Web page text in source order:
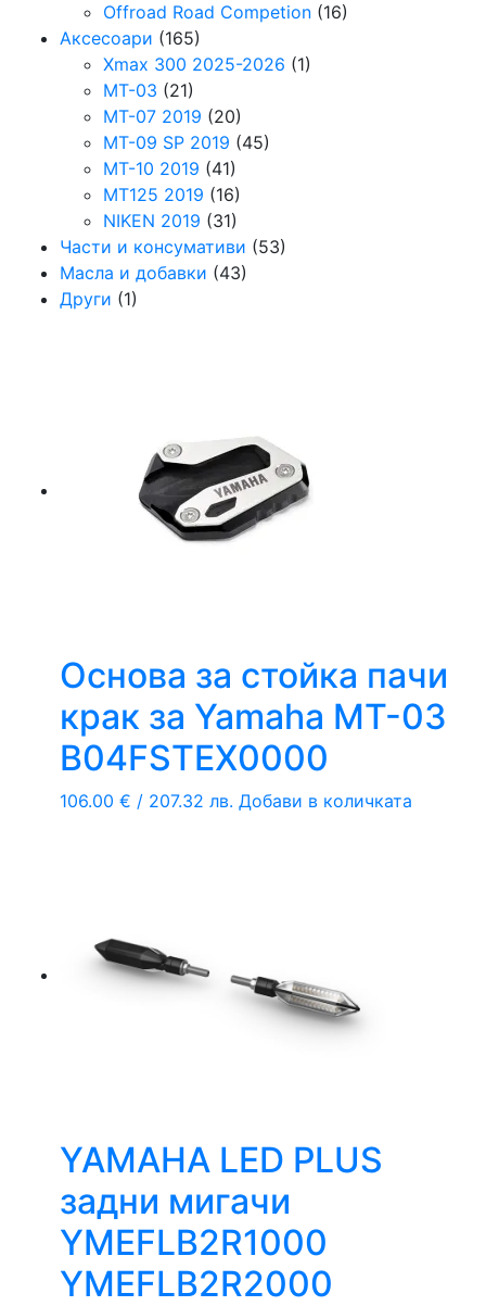
Oснова за стойка пачи
крак за Yamaha MT-03
B04FSTEX0000
106.00 € / 207.32 лв. Добави в количката
YAMAHA LED PLUS
задни мигачи
YMEFLB2R1000
YMEFLB2R2000
Offroad Road Competion (16)
Аксесоари (165)
Xmax 300 2025-2026 (1)
MT-03 (21)
MT-07 2019 (20)
MT-09 SP 2019 (45)
MT-10 2019 (41)
MT125 2019 (16)
NIKEN 2019 (31)
Части и консумативи (53)
Масла и добавки (43)
Други (1)